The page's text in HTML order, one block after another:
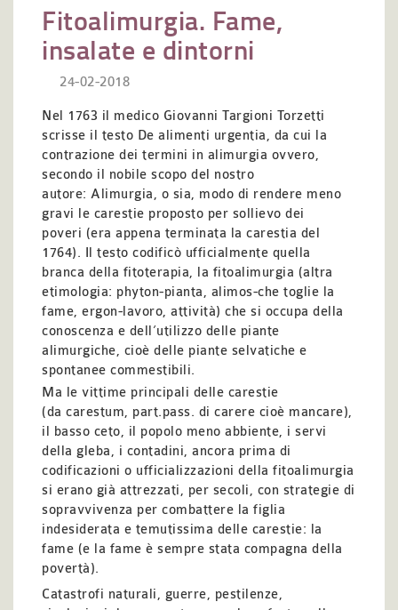
Fitoalimurgia. Fame,
insalate e dintorni
24-02-2018
Nel 1763 il medico Giovanni Targioni Torzetti
scrisse il testo De alimenti urgentia, da cui la
contrazione dei termini in alimurgia ovvero,
secondo il nobile scopo del nostro
autore: Alimurgia, o sia, modo di rendere meno
gravi le carestie proposto per sollievo dei
poveri (era appena terminata la carestia del
1764). Il testo codificò ufficialmente quella
branca della fitoterapia, la fitoalimurgia (altra
etimologia: phyton-pianta, alimos-che toglie la
fame, ergon-lavoro, attività) che si occupa della
conoscenza e dell’utilizzo delle piante
alimurgiche, cioè delle piante selvatiche e
spontanee commestibili.
Ma le vittime principali delle carestie
(da carestum, part.pass. di carere cioè mancare),
il basso ceto, il popolo meno abbiente, i servi
della gleba, i contadini, ancora prima di
codificazioni o ufficializzazioni della fitoalimurgia
si erano già attrezzati, per secoli, con strategie di
sopravvivenza per combattere la figlia
indesiderata e temutissima delle carestie: la
fame (e la fame è sempre stata compagna della
povertà).
Catastrofi naturali, guerre, pestilenze,